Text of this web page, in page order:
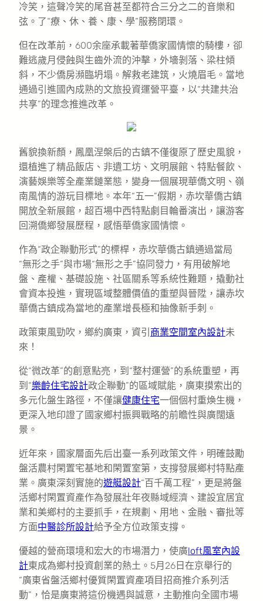
冷笑，這聲冷笑的尾音甚至都符合三分之二的音樂和
弦。了“療、休、養、康、學”服務閉環。
但在改革前，600余座承載著華僑家國情懷的騎樓，卻
難逃歲月侵蝕與生齒外流的沖擊，外墻剝落、梁柱傾
斜，不少僑房瀕臨坍塌。解救老建筑，火燒眉毛。當地
通過引進國內成熟的文旅投資運營平臺，以“共建共治
共享”的理念推進改革。
舊貌換新顏，鳳凰涅槃后的古鎮不僅復原了歷史風貌，
還植進了精品飯店、非遺工坊、文明展館、特點餐飲、
演藝娛樂等全產業鏈業態，變身一個展現華僑文明、嶺
南風情的游玩目標地。本年“五一”假期，赤坎華僑古鎮
開放全新展館，超百場中西特點劇目輪番演出，讓游客
回溯僑鄉發展歷程，感悟華僑家國情懷。
作為“政企聯動形式”的標桿，赤坎華僑古鎮通過當局
“無形之手”與市場“無形之手”協同發力，有用破解地
盤、產權、基礎設施、社區關系等系統性難題，撬動社
會資本投進，實現區域整體價值的重塑與晉陞，讓赤坎
華僑古鎮成為當地的產業增長極和抽像新手刺。
政策東風勁吹，鄉約廣東，資引 商業空間室內設計未
來！
從“微改革”的創意點亮，到“整村運營”的系統重塑，再
到“樂齡住宅設計政企聯動”的區域賦能，廣東摸索出的
多元化盤生路徑，不僅讓健康住宅一個個村重煥生機，
更深入地印證了國家鄉村振興戰略的前瞻性與廣闊遠
景。
近年來，國家層面先后出臺一系列政策文件，明確鼓勵
盤活農村閑置宅基地和閑置室第，支撐發展鄉村特點產
業。廣東深刻實施的遊艇設計“百千萬工程”，更是將盤
活鄉村閑置資產作為發展壯年夜縣域經濟、建設宜居宜
業和美鄉村的主要抓手，在規劃、用地、金融、審批等
方面中醫診所設計給予全方位政策支撐。
優越的營商環境和宏大的市場潛力，使廣loft風室內設
計東成為鄉村投資創業的熱土。5月26日在京舉行的
“廣東省盤活鄉村優質閑置資產項目招商推介系列活
動”，恰是廣東將這份機遇與誠意，主動推向全國市場